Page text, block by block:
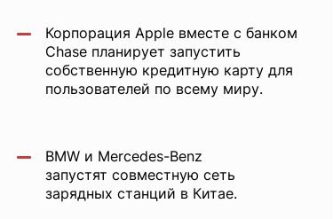
Корпорация Apple вместе с банком
Chase планирует запустить
собственную кредитную карту для
пользователей по всему миру.
BMW и Mercedes-Benz
запустят совместную сеть
зарядных станций в Китае.